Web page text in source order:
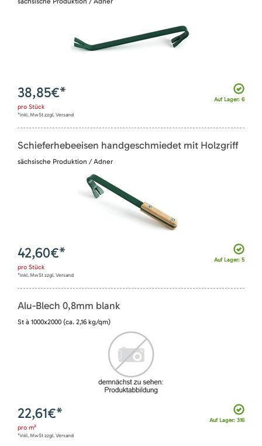
Auf Lager: 6
38,85€*
pro Stück
*inkl. MwSt zzgl. Versand
Schieferhebeeisen handgeschmiedet mit Holzgriff
sächsische Produktion / Adner
Auf Lager: 5
42,60€*
pro Stück
*inkl. MwSt zzgl. Versand
Alu-Blech 0,8mm blank
St à 1000x2000 (ca. 2,16 kg/qm)
Auf Lager: 316
22,61€*
pro m²
*inkl. MwSt zzgl. Versand